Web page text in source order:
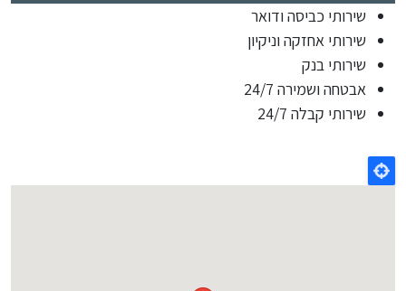
שירותי כביסה ודואר
שירותי אחזקה וניקיון
שירותי בנק
אבטחה ושמירה 24/7
שירותי קבלה 24/7